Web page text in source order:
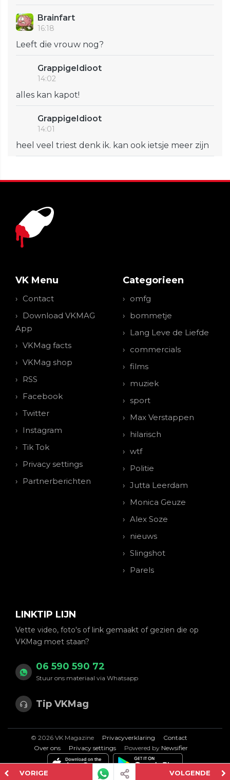
VORIGE VOLGENDE
Brainfart
16:18
Leeft die vrouw nog?
GrappigeIdioot
14:02
alles kan kapot!
GrappigeIdioot
14:01
heel veel triest denk ik. kan ook ietsje meer zijn
VK Menu
Contact
Download VKMAG
App
VKMag facts
VKMag shop
RSS
Facebook
Twitter
Instagram
Tik Tok
Privacy settings
Partnerberichten
Categorieen
omfg
bommetje
Lang Leve de Liefde
commercials
films
muziek
sport
Max Verstappen
hilarisch
wtf
Politie
Jutta Leerdam
Monica Geuze
Alex Soze
nieuws
Slingshot
Parels
LINKTIP LIJN
Vette video, foto's of link gemaakt of gezien die op
VKMag moet staan?
06 590 590 72
Stuur ons materiaal via Whatsapp
Tip VKMag
© 2026 VK Magazine Privacyverklaring
Contact
Over ons
Privacy settings Powered by Newsifier